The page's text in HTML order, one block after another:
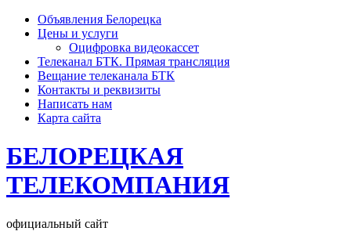
Объявления Белорецка
Цены и услуги
Оцифровка видеокассет
Телеканал БТК. Прямая трансляция
Вещание телеканала БТК
Контакты и реквизиты
Написать нам
Карта сайта
БЕЛОРЕЦКАЯ
ТЕЛЕКОМПАНИЯ
официальный сайт